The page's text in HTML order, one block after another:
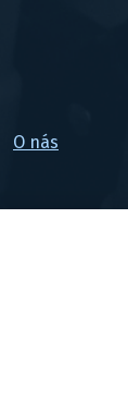
O nás